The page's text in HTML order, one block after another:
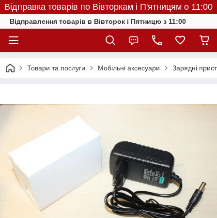
Відправка товарів по Вівторкам і П'ятницям о 11:00
Відправлення товарів в Вівторок і Пятницю з 11:00
Товари та послуги Мобільні аксесуари Зарядні